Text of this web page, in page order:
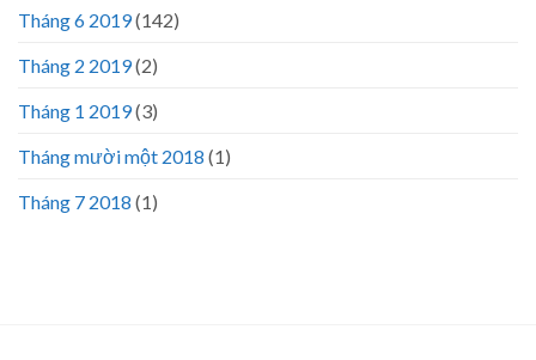
Tháng 6 2019(142)
Tháng 2 2019(2)
Tháng 1 2019(3)
Tháng mười một 2018 (1)
Tháng 7 2018 (1)